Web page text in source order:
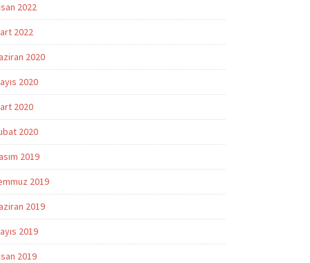
2022
2022
2020
2020
2020
2020
2019
2019
2019
2019
2019